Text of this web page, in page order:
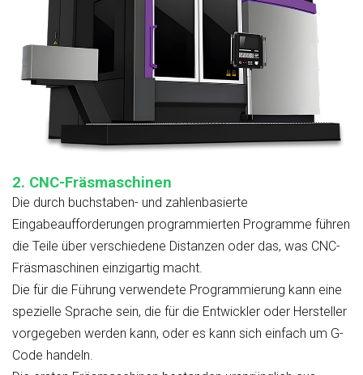
2. CNC-Fräsmaschinen
Die durch buchstaben- und zahlenbasierte
Eingabeaufforderungen programmierten Programme führen
die Teile über verschiedene Distanzen oder das, was CNC-
Fräsmaschinen einzigartig macht.
Die für die Führung verwendete Programmierung kann eine
spezielle Sprache sein, die für die Entwickler oder Hersteller
vorgegeben werden kann, oder es kann sich einfach um G-
Code handeln.